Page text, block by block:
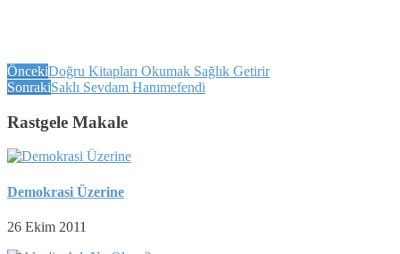
ÖncekiDoğru Kitapları Okumak Sağlık Getirir
SonrakiSaklı Sevdam Hanımefendi
Rastgele Makale
Demokrasi Üzerine
26 Ekim 2011